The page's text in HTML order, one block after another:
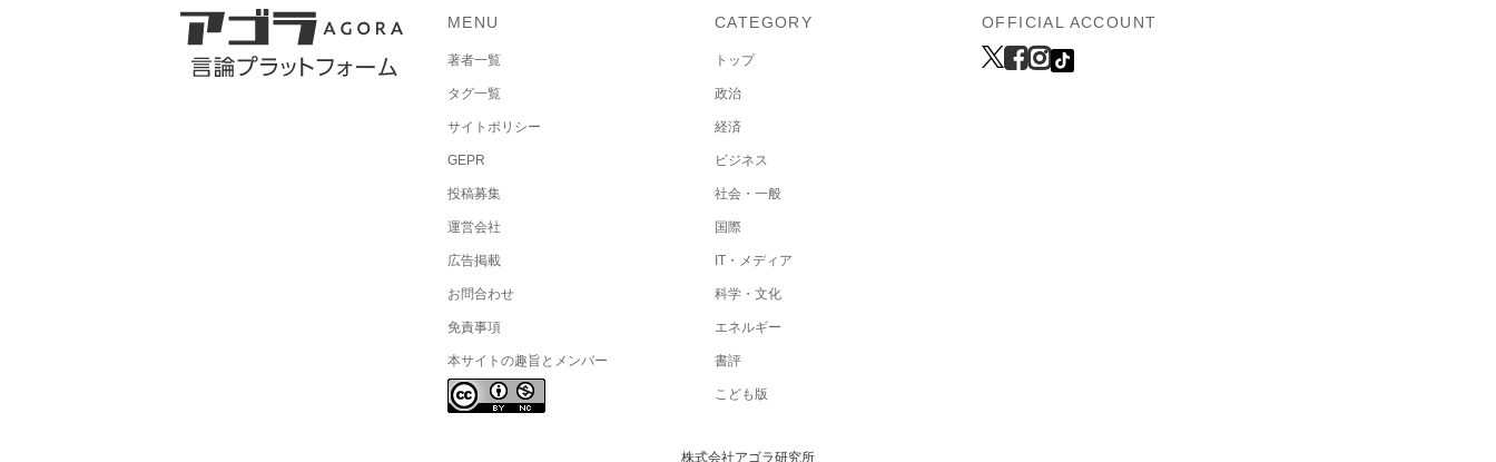
MENU
著者一覧
タグ一覧
サイトポリシー
GEPR
投稿募集
運営会社
広告掲載
お問合わせ
免責事項
本サイトの趣旨とメンバー
CATEGORY
トップ
政治
経済
ビジネス
社会・一般
国際
IT・メディア
科学・文化
エネルギー
書評
こども版
OFFICIAL ACCOUNT
株式会社アゴラ研究所